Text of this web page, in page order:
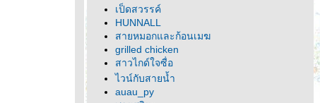
เป็ดสวรรค์
HUNNALL
สายหมอกและก้อนเมฆ
grilled chicken
สาวไกด์ใจซื่อ
ไวน์กับสายน้ำ
auau_py